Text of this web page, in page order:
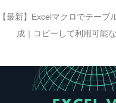
【最新】Excelマクロでテーブ
成｜コピーして利用可能